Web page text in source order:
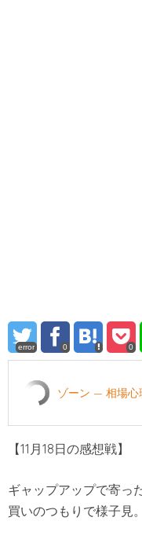
error 0 0
ゾーン — 相場心
【11月18日の感想戦】
ギャップアップで寄っ
買いのつもりで様子見。